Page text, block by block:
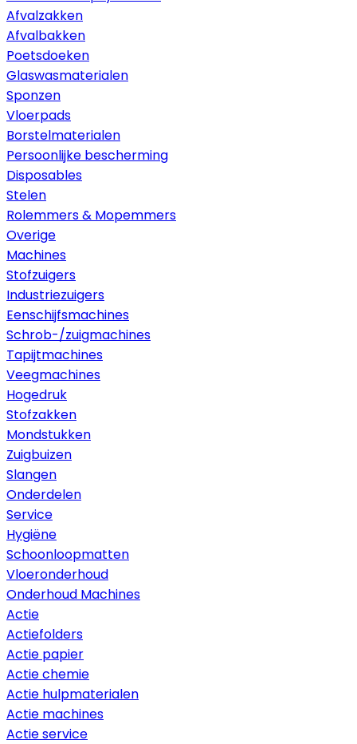
Afvalzakken
Afvalbakken
Poetsdoeken
Glaswasmaterialen
Sponzen
Vloerpads
Borstelmaterialen
Persoonlijke bescherming
Disposables
Stelen
Rolemmers & Mopemmers
Overige
Machines
Stofzuigers
Industriezuigers
Eenschijfsmachines
Schrob-/zuigmachines
Tapijtmachines
Veegmachines
Hogedruk
Stofzakken
Mondstukken
Zuigbuizen
Slangen
Onderdelen
Service
Hygiëne
Schoonloopmatten
Vloeronderhoud
Onderhoud Machines
Actie
Actiefolders
Actie papier
Actie chemie
Actie hulpmaterialen
Actie machines
Actie service